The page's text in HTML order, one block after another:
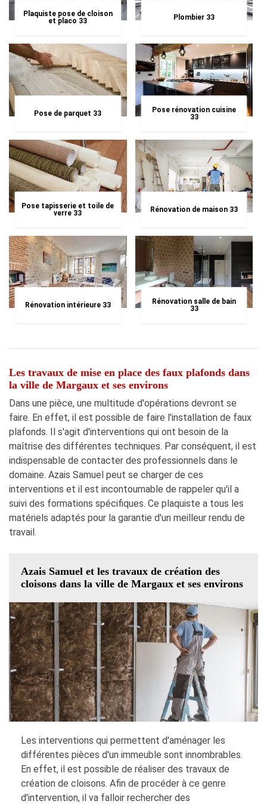
Plaquiste pose de cloison
et placo 33
Plombier 33
Pose de parquet 33
Pose rénovation cuisine
33
Pose tapisserie et toile de
verre 33
Rénovation de maison 33
Rénovation intérieure 33
Rénovation salle de bain
33
Les travaux de mise en place des faux plafonds dans
la ville de Margaux et ses environs
Dans une pièce, une multitude d'opérations devront se
faire. En effet, il est possible de faire l'installation de faux
plafonds. Il s'agit d'interventions qui ont besoin de la
maîtrise des différentes techniques. Par conséquent, il est
indispensable de contacter des professionnels dans le
domaine. Azais Samuel peut se charger de ces
interventions et il est incontournable de rappeler qu'il a
suivi des formations spécifiques. Ce plaquiste a tous les
matériels adaptés pour la garantie d'un meilleur rendu de
travail.
Azais Samuel et les travaux de création des
cloisons dans la ville de Margaux et ses environs
Les interventions qui permettent d'aménager les
différentes pièces d'un immeuble sont innombrables.
En effet, il est possible de réaliser des travaux de
création de cloisons. Afin de procéder à ce genre
d'intervention, il va falloir rechercher des